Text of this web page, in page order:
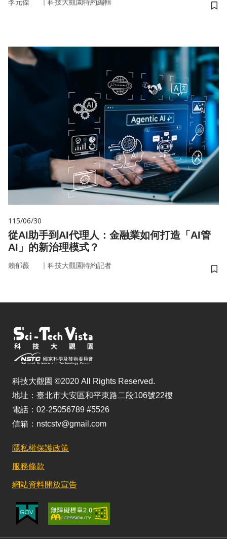
李元傑 科技大觀園特約編輯
儲
115/06/30
從AI助手到AI代理人：金融業如何打造「AI管
AI」的新治理模式？
賴郁薇 ｜ 科技大觀園特約記者
儲
科技大觀園 ©2020 All Rights Reserved.
地址：臺北市大安區和平東路二段106號22樓
電話：02-25056789 #5526
信箱：nstcstv@gmail.com
隱私權保護政策
服務條款
網站資料開放宣告